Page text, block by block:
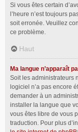
Si vous êtes certain
l’heure n’est toujours
soit erronée. Veuillez
ce problème.
Haut
Ma langue n’apparaît
Soit les administrateurs
logiciel n’a pas encore
demander à un
installer la langue que
vous êtes libre de vous
traduction. Pour plus